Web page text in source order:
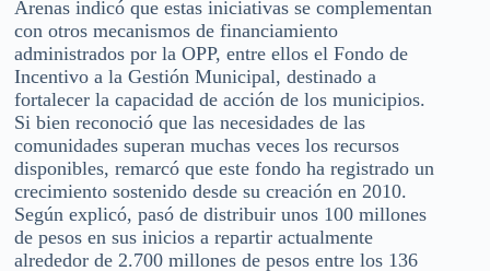
Arenas indicó que estas iniciativas se complementan
con otros mecanismos de financiamiento
administrados por la OPP, entre ellos el Fondo de
Incentivo a la Gestión Municipal, destinado a
fortalecer la capacidad de acción de los municipios.
Si bien reconoció que las necesidades de las
comunidades superan muchas veces los recursos
disponibles, remarcó que este fondo ha registrado un
crecimiento sostenido desde su creación en 2010.
Según explicó, pasó de distribuir unos 100 millones
de pesos en sus inicios a repartir actualmente
alrededor de 2.700 millones de pesos entre los 136